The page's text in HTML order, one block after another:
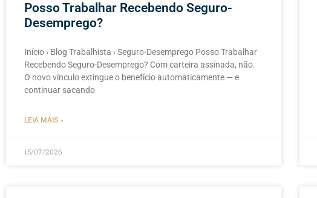
Posso Trabalhar Recebendo Seguro-
Desemprego?
Início › Blog Trabalhista › Seguro-Desemprego Posso Trabalhar
Recebendo Seguro-Desemprego? Com carteira assinada, não.
O novo vínculo extingue o benefício automaticamente — e
continuar sacando
LEIA MAIS »
15/07/2026